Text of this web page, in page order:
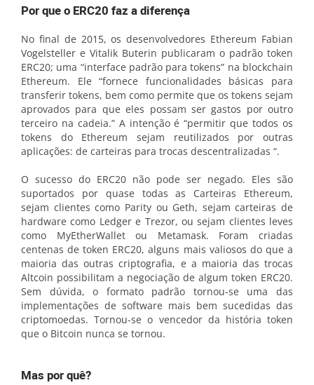
Por que o ERC20 faz a diferença
No final de 2015, os desenvolvedores Ethereum Fabian
Vogelsteller e Vitalik Buterin publicaram o padrão token
ERC20; uma “interface padrão para tokens” na blockchain
Ethereum. Ele “fornece funcionalidades básicas para
transferir tokens, bem como permite que os tokens sejam
aprovados para que eles possam ser gastos por outro
terceiro na cadeia.” A intenção é “permitir que todos os
tokens do Ethereum sejam reutilizados por outras
aplicações: de carteiras para trocas descentralizadas “.
O sucesso do ERC20 não pode ser negado. Eles são
suportados por quase todas as Carteiras Ethereum,
sejam clientes como Parity ou Geth, sejam carteiras de
hardware como Ledger e Trezor, ou sejam clientes leves
como MyEtherWallet ou Metamask. Foram criadas
centenas de token ERC20, alguns mais valiosos do que a
maioria das outras criptografia, e a maioria das trocas
Altcoin possibilitam a negociação de algum token ERC20.
Sem dúvida, o formato padrão tornou-se uma das
implementações de software mais bem sucedidas das
criptomoedas. Tornou-se o vencedor da história token
que o Bitcoin nunca se tornou.
Mas por quê?